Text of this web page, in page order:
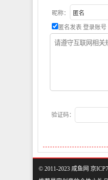
昵称：
匿名发表 登录账号
验证码：
© 2011-2023 咸鱼网 京